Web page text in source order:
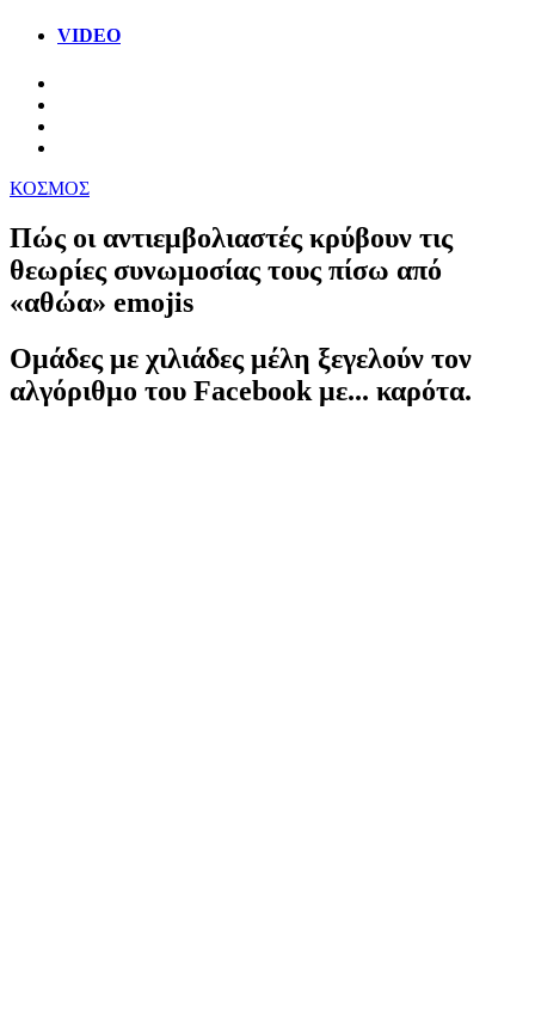
VIDEO
ΚΟΣΜΟΣ
Πώς οι αντιεμβολιαστές κρύβουν τις
θεωρίες συνωμοσίας τους πίσω από
«αθώα» emojis
Ομάδες με χιλιάδες μέλη ξεγελούν τον
αλγόριθμο του Facebook με... καρότα.